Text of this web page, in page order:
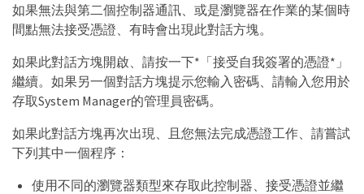
如果無法與第二個控制器通訊、或是瀏覽器在作業的某個時
間點無法接受憑證、有時會出現此對話方塊。
如果此對話方塊開啟、請按一下*「接受自我簽署的憑證*」
繼續。如果另一個對話方塊提示您輸入密碼、請輸入您用於
存取System Manager的管理員密碼。
如果此對話方塊再次出現、且您無法完成憑證工作、請嘗試
下列其中一個程序：
使用不同的瀏覽器類型來存取此控制器、接受憑證並繼